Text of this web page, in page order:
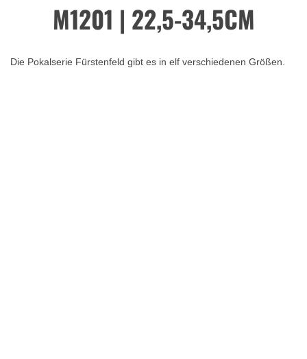
M1201 | 22,5-34,5CM
Die Pokalserie Fürstenfeld gibt es in elf verschiedenen Größen.